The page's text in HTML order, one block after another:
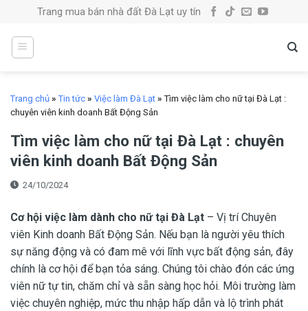
content
Trang mua bán nhà đất Đà Lạt uy tín
Trang chủ »Tin tức » Việc làm Đà Lạt »Tìm việc làm cho nữ tại Đà Lạt :
chuyên viên kinh doanh Bất Động Sản
Tìm việc làm cho nữ tại Đà Lạt : chuyên
viên kinh doanh Bất Động Sản
24/10/2024
Cơ hội việc làm dành cho nữ tại Đà Lạt – Vị trí Chuyên
viên Kinh doanh Bất Động Sản. Nếu bạn là người yêu thích
sự năng động và có đam mê với lĩnh vực bất động sản, đây
chính là cơ hội để bạn tỏa sáng. Chúng tôi chào đón các ứng
viên nữ tự tin, chăm chỉ và sẵn sàng học hỏi. Môi trường làm
việc chuyên nghiệp, mức thu nhập hấp dẫn và lộ trình phát